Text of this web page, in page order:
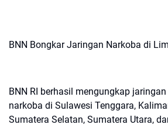
BNN Bongkar Jaringan Narkoba di
BNN RI berhasil mengungkap
narkoba di Sulawesi Tenggara,
Sumatera Selatan, Sumatera Utara,